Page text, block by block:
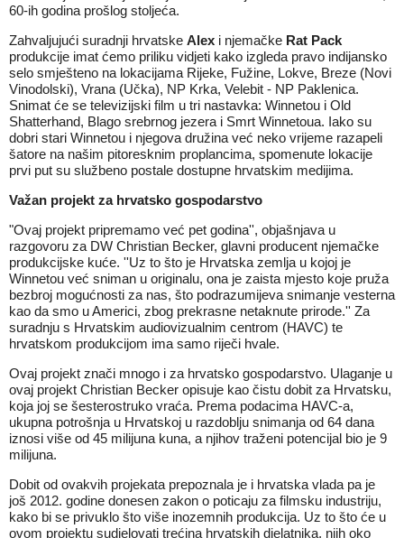
60-ih godina prošlog stoljeća.
Zahvaljujući suradnji hrvatske Alex i njemačke Rat Pack
produkcije imat ćemo priliku vidjeti kako izgleda pravo indijansko
selo smješteno na lokacijama Rijeke, Fužine, Lokve, Breze (Novi
Vinodolski), Vrana (Učka), NP Krka, Velebit - NP Paklenica.
Snimat će se televizijski film u tri nastavka: Winnetou i Old
Shatterhand, Blago srebrnog jezera i Smrt Winnetoua. Iako su
dobri stari Winnetou i njegova družina već neko vrijeme razapeli
šatore na našim pitoresknim proplancima, spomenute lokacije
prvi put su službeno postale dostupne hrvatskim medijima.
Važan projekt za hrvatsko gospodarstvo
"Ovaj projekt pripremamo već pet godina'', objašnjava u
razgovoru za DW Christian Becker, glavni producent njemačke
produkcijske kuće. ''Uz to što je Hrvatska zemlja u kojoj je
Winnetou već sniman u originalu, ona je zaista mjesto koje pruža
bezbroj mogućnosti za nas, što podrazumijeva snimanje vesterna
kao da smo u Americi, zbog prekrasne netaknute prirode.'' Za
suradnju s Hrvatskim audiovizualnim centrom (HAVC) te
hrvatskom produkcijom ima samo riječi hvale.
Ovaj projekt znači mnogo i za hrvatsko gospodarstvo. Ulaganje u
ovaj projekt Christian Becker opisuje kao čistu dobit za Hrvatsku,
koja joj se šesterostruko vraća. Prema podacima HAVC-a,
ukupna potrošnja u Hrvatskoj u razdoblju snimanja od 64 dana
iznosi više od 45 milijuna kuna, a njihov traženi potencijal bio je 9
milijuna.
Dobit od ovakvih projekata prepoznala je i hrvatska vlada pa je
još 2012. godine donesen zakon o poticaju za filmsku industriju,
kako bi se privuklo što više inozemnih produkcija. Uz to što će u
ovom projektu sudjelovati trećina hrvatskih djelatnika, njih oko